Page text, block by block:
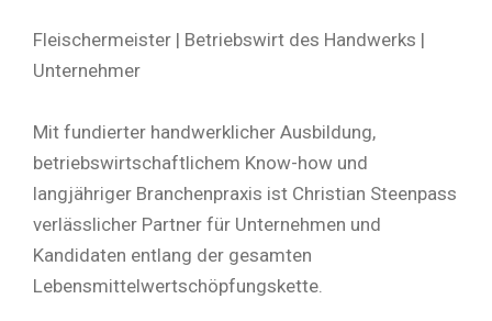
Fleischermeister | Betriebswirt des Handwerks |
Unternehmer
Mit fundierter handwerklicher Ausbildung,
betriebswirtschaftlichem Know-how und
langjähriger Branchenpraxis ist Christian Steenpass
verlässlicher Partner für Unternehmen und
Kandidaten entlang der gesamten
Lebensmittelwertschöpfungskette.